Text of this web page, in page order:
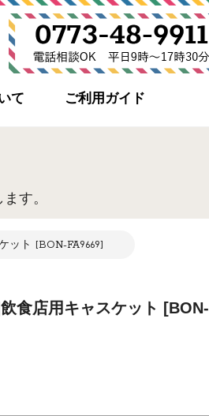
て ご利用ガイド
す。
ット [BON-FA9669]
食店用キャスケット [BON-